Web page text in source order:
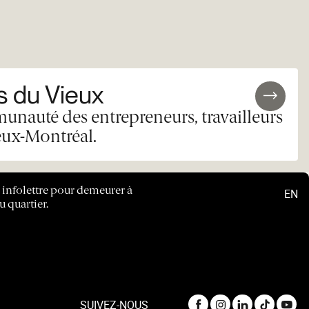
du Vieux
des entrepreneurs, travailleurs
Montréal.
pour demeurer à
quartier.
EN
SUIVEZ-NOUS